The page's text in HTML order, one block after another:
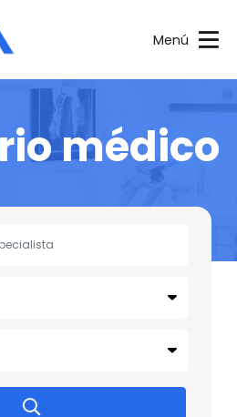
Menú
médico